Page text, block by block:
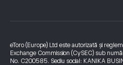
eToro (Europe) Ltd este autorizată și
Exchange Commission (CySEC) sub
No. C200585. Sediu social: KANIKA